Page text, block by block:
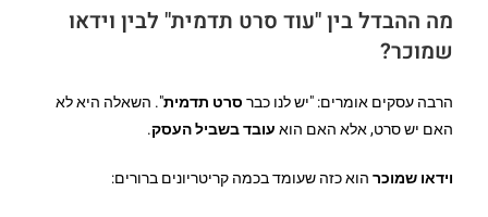
מה ההבדל בין "עוד סרט תדמית" לבין וידאו
שמוכר?
הרבה עסקים אומרים: "יש לנו כבר סרט תדמית". השאלה היא לא
האם יש סרט, אלא האם הוא עובד בשביל העסק.
וידאו שמוכר הוא כזה שעומד בכמה קריטריונים ברורים: